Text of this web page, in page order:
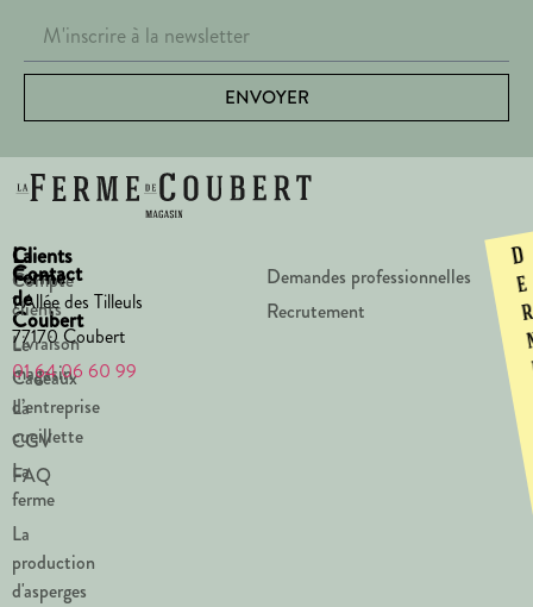
ENVOYER
La
Ferme
de
Coubert
Le
magasin
La
cueillette
La
ferme
La
production
d'asperges
Clients
Compte
clients
Livraison
Cadeaux
d’entreprise
CGV
FAQ
Contact
1 Allée des Tilleuls
77170 Coubert
01 64 06 60 99
Demandes professionnelles
Recrutement
D
e